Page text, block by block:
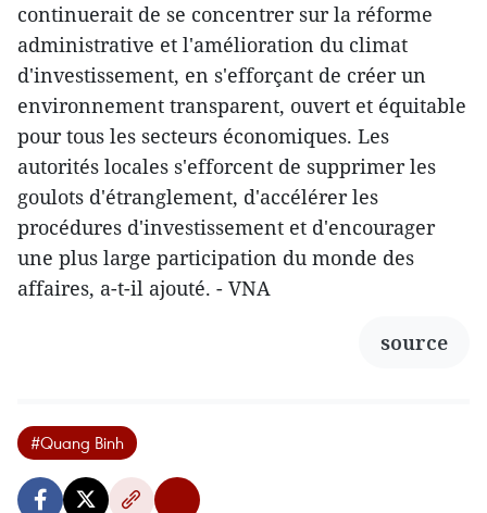
continuerait de se concentrer sur la réforme
administrative et l'amélioration du climat
d'investissement, en s'efforçant de créer un
environnement transparent, ouvert et équitable
pour tous les secteurs économiques. Les
autorités locales s'efforcent de supprimer les
goulots d'étranglement, d'accélérer les
procédures d'investissement et d'encourager
une plus large participation du monde des
affaires, a-t-il ajouté. - VNA
source
#Quang Binh